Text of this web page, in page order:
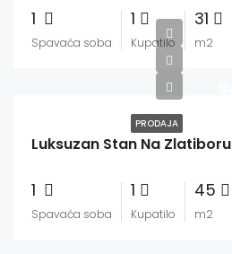
1
Spavaća soba
1
Kupatilo
31
m2
PRODAJA
Luksuzan Stan Na Zlatiboru
1
Spavaća soba
1
Kupatilo
45
m2